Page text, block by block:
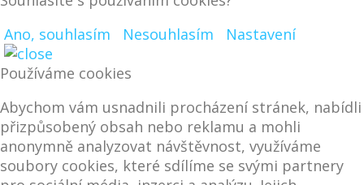
Ano, souhlasím
Nesouhlasím
Nastavení
Používáme cookies
Abychom vám usnadnili procházení stránek, nabídli
přizpůsobený obsah nebo reklamu a mohli
anonymně analyzovat návštěvnost, využíváme
soubory cookies, které sdílíme se svými partnery